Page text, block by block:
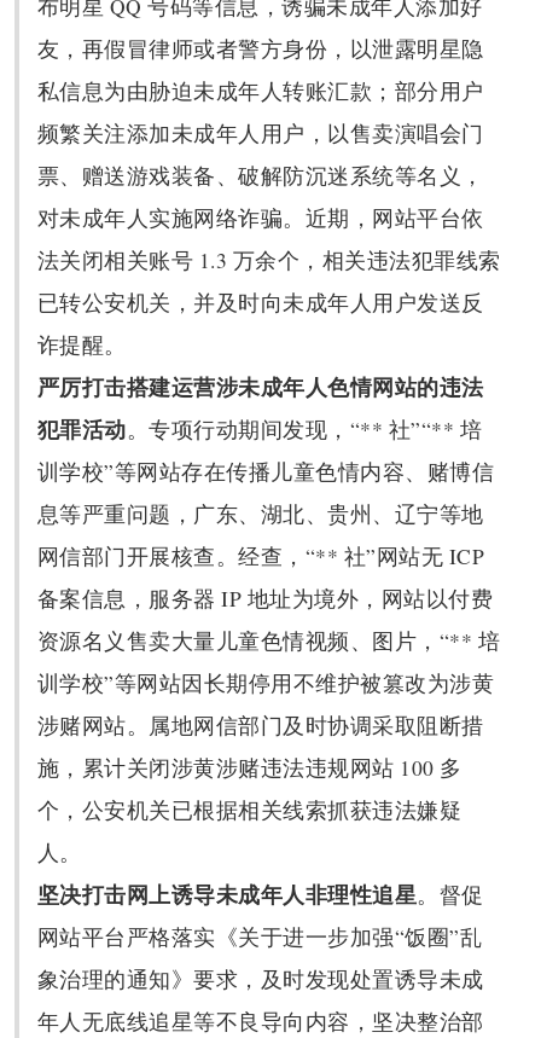
布明星 QQ 号码等信息，诱骗未成年人添加好
友，再假冒律师或者警方身份，以泄露明星隐
私信息为由胁迫未成年人转账汇款；部分用户
频繁关注添加未成年人用户，以售卖演唱会门
票、赠送游戏装备、破解防沉迷系统等名义，
对未成年人实施网络诈骗。近期，网站平台依
法关闭相关账号 1.3 万余个，相关违法犯罪线索
已转公安机关，并及时向未成年人用户发送反
诈提醒。
严厉打击搭建运营涉未成年人色情网站的违法
犯罪活动。专项行动期间发现，“** 社”“** 培
训学校”等网站存在传播儿童色情内容、赌博信
息等严重问题，广东、湖北、贵州、辽宁等地
网信部门开展核查。经查，“** 社”网站无 ICP
备案信息，服务器 IP 地址为境外，网站以付费
资源名义售卖大量儿童色情视频、图片，“** 培
训学校”等网站因长期停用不维护被篡改为涉黄
涉赌网站。属地网信部门及时协调采取阻断措
施，累计关闭涉黄涉赌违法违规网站 100 多
个，公安机关已根据相关线索抓获违法嫌疑
人。
坚决打击网上诱导未成年人非理性追星。督促
网站平台严格落实《关于进一步加强“饭圈”乱
象治理的通知》要求，及时发现处置诱导未成
年人无底线追星等不良导向内容，坚决整治部